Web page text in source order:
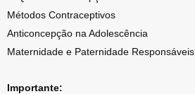
Métodos Contraceptivos
Anticoncepção na Adolescência
Maternidade e Paternidade Responsáveis
Importante: